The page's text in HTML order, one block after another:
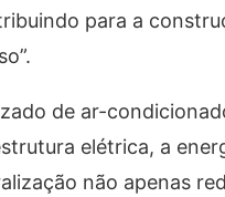
para a
de ar-
elétrica, a
não apenas